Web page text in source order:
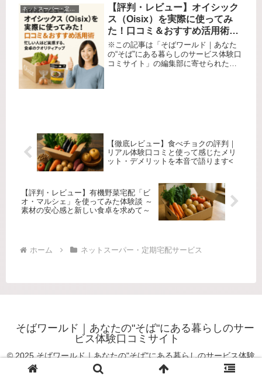
ネットスーパー・定期宅配サービス
【評判・レビュー】オイシック
ス（Oisix）を実際に使ってみ
た！口コミ＆おすすめ活用術〜
忙しい人ほど実感する、食卓の
クオリティアップ
※この記事は「そばワールド｜あなた
の“そば”にある暮らしのサービス体験口
コミサイト」の編集部に寄せられた各
【徹底レビュー】食べチョクの評判｜
リアル体験口コミと使って感じたメリ
ット・デメリットを本音で語ります<
【評判・レビュー】有機野菜宅配「ビ
オ・マルシェ」を使ってみた体験談 ～
素材の安心感と新しい食卓を求めて～
ホーム ネットスーパー・定期宅配サービス
そばワールド｜あなたの"そば"にある暮らしのサー
ビス体験口コミサイト
© 2025 そばワールド｜あなたの"そば"にある暮らしのサービス体験